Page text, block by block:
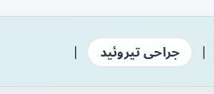
| جراحی تیروئید |